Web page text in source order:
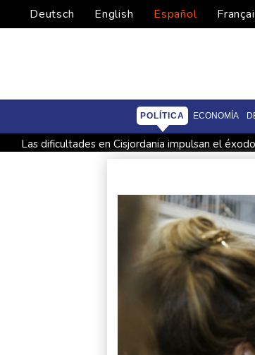
Deutsch English Español
POLÍTICA ECONOMÍA
Las dificultades en Cisjordania impulsan el
Infantino recibe en Colombia el apoyo del
España lanza un ultimátum a Italia para que